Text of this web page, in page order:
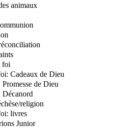
animaux
foi
Cadeaux de Dieu
Promesse de Dieu
Décanord
religion
livres
Junior